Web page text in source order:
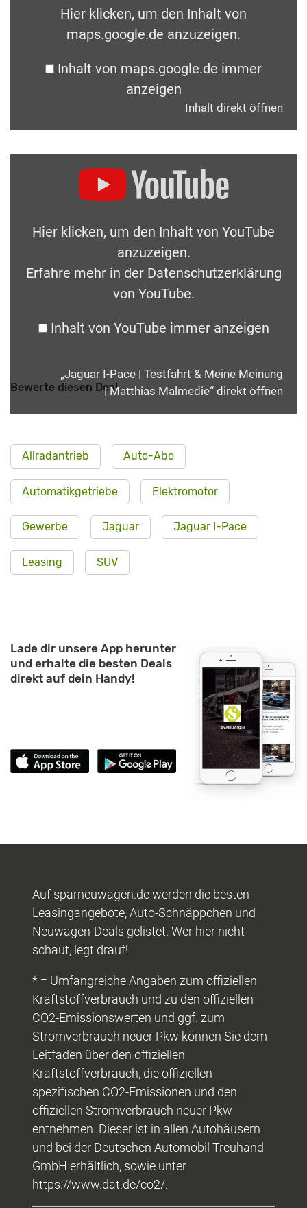
Hier klicken, um den Inhalt von
maps.google.de anzuzeigen.
Inhalt von maps.google.de immer
anzeigen
Inhalt direkt öffnen
Hier klicken, um den Inhalt von YouTube
anzuzeigen.
Erfahre mehr in der Datenschutzerklärung
von YouTube.
Inhalt von YouTube immer anzeigen
„Jaguar I-Pace | Testfahrt & Meine Meinung
| Matthias Malmedie“ direkt öffnen
Bewerte diesen Deal
Allradantrieb Auto-Abo
Automatikgetriebe Elektromotor
Gewerbe Jaguar Jaguar I-Pace
Leasing SUV
Lade dir unsere App herunter
und erhalte die besten Deals
direkt auf dein Handy!
Auf sparneuwagen.de werden die besten
Leasingangebote, Auto-Schnäppchen und
Neuwagen-Deals gelistet. Wer hier nicht
schaut, legt drauf!
* = Umfangreiche Angaben zum offiziellen
Kraftstoffverbrauch und zu den offiziellen
CO2-Emissionswerten und ggf. zum
Stromverbrauch neuer Pkw können Sie dem
Leitfaden über den offiziellen
Kraftstoffverbrauch, die offiziellen
spezifischen CO2-Emissionen und den
offiziellen Stromverbrauch neuer Pkw
entnehmen. Dieser ist in allen Autohäusern
und bei der Deutschen Automobil Treuhand
GmbH erhältlich, sowie unter
https://www.dat.de/co2/.